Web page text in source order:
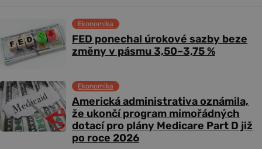
FED ponechal úrokové sazby beze
změny v pásmu 3,50–3,75 %
Ekonomika
Americká administrativa oznámila,
že ukončí program mimořádných
dotací pro plány Medicare Part D již
po roce 2026
Ekonomika